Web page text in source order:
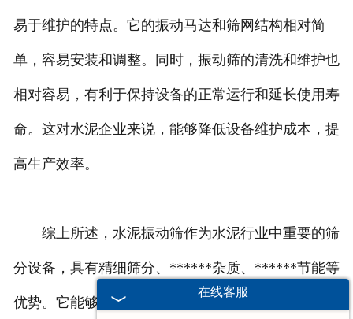
易于维护的特点。它的振动马达和筛网结构相对简
单，容易安装和调整。同时，振动筛的清洗和维护也
相对容易，有利于保持设备的正常运行和延长使用寿
命。这对水泥企业来说，能够降低设备维护成本，提
高生产效率。
综上所述，水泥振动筛作为水泥行业中重要的筛
分设备，具有精细筛分、******杂质、******节能等
优势。它能够提高水泥的质量和稳定性，提高生产效
在线客服